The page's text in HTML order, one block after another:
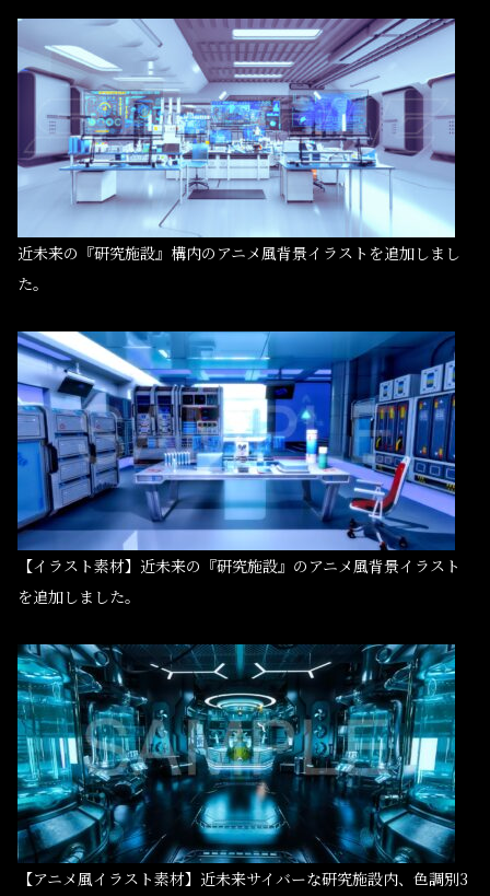
近未来の『研究施設』構内のアニメ風背景イラストを追加しまし
た。
【イラスト素材】近未来の『研究施設』のアニメ風背景イラスト
を追加しました。
【アニメ風イラスト素材】近未来サイバーな研究施設内、色調別3